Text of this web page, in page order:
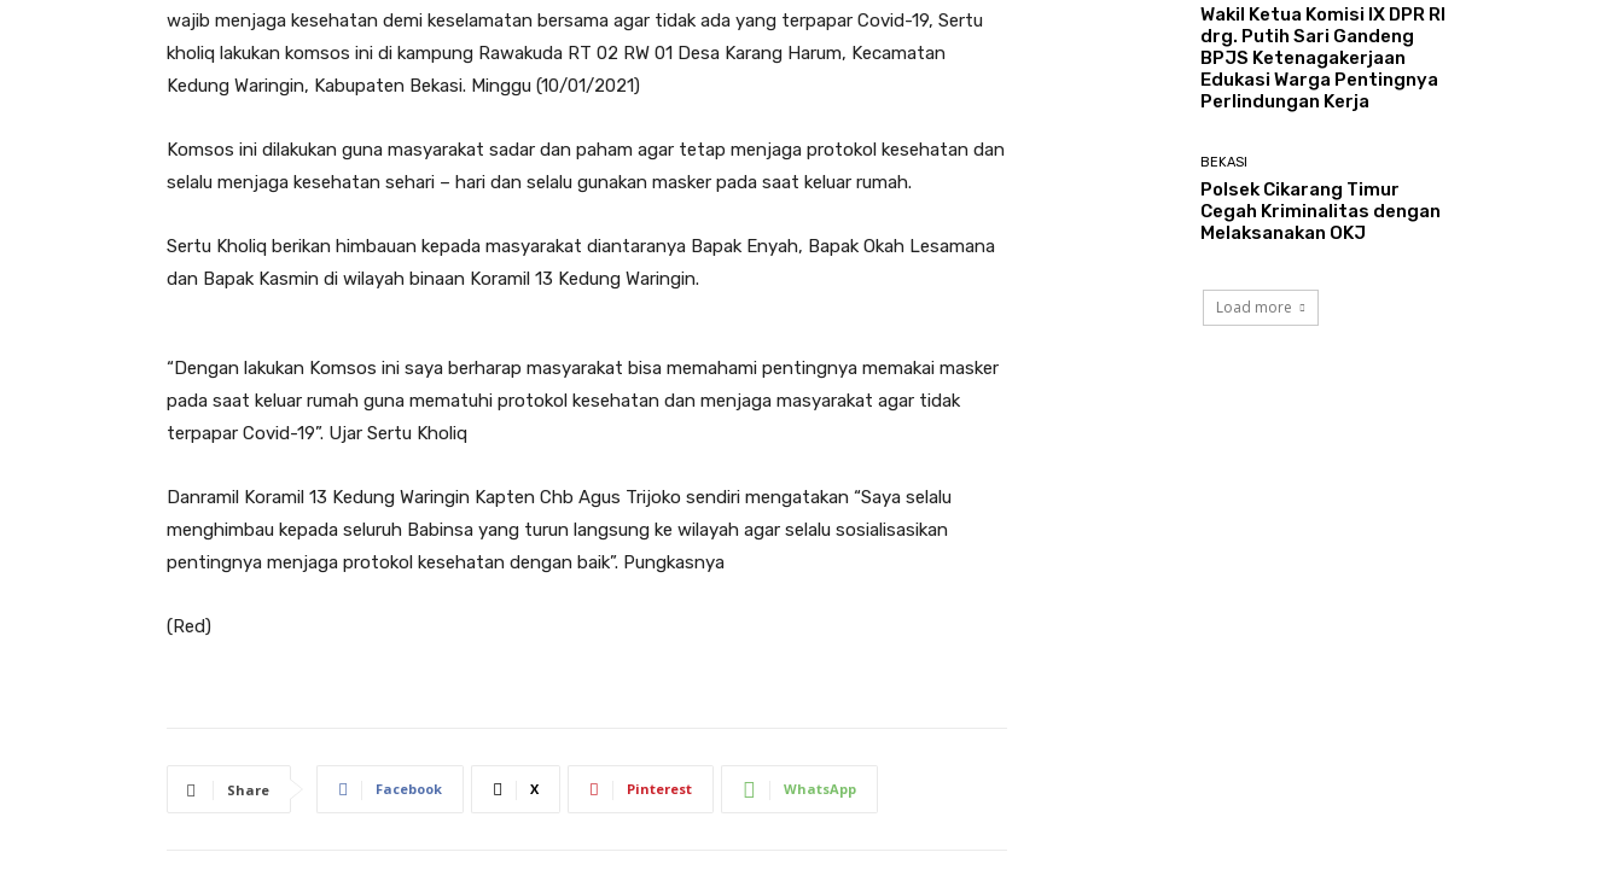
wajib menjaga kesehatan demi keselamatan bersama agar tidak ada yang terpapar Covid-19, Sertu
kholiq lakukan komsos ini di kampung Rawakuda RT 02 RW 01 Desa Karang Harum, Kecamatan
Kedung Waringin, Kabupaten Bekasi. Minggu (10/01/2021)
Komsos ini dilakukan guna masyarakat sadar dan paham agar tetap menjaga protokol kesehatan dan
selalu menjaga kesehatan sehari – hari dan selalu gunakan masker pada saat keluar rumah.
Sertu Kholiq berikan himbauan kepada masyarakat diantaranya Bapak Enyah, Bapak Okah Lesamana
dan Bapak Kasmin di wilayah binaan Koramil 13 Kedung Waringin.
“Dengan lakukan Komsos ini saya berharap masyarakat bisa memahami pentingnya memakai masker
pada saat keluar rumah guna mematuhi protokol kesehatan dan menjaga masyarakat agar tidak
terpapar Covid-19”. Ujar Sertu Kholiq
Danramil Koramil 13 Kedung Waringin Kapten Chb Agus Trijoko sendiri mengatakan “Saya selalu
menghimbau kepada seluruh Babinsa yang turun langsung ke wilayah agar selalu sosialisasikan
pentingnya menjaga protokol kesehatan dengan baik”. Pungkasnya
(Red)
Share Facebook X Pinterest WhatsApp
Wakil Ketua Komisi IX DPR RI
drg. Putih Sari Gandeng
BPJS Ketenagakerjaan
Edukasi Warga Pentingnya
Perlindungan Kerja
BEKASI
Polsek Cikarang Timur
Cegah Kriminalitas dengan
Melaksanakan OKJ
Load more